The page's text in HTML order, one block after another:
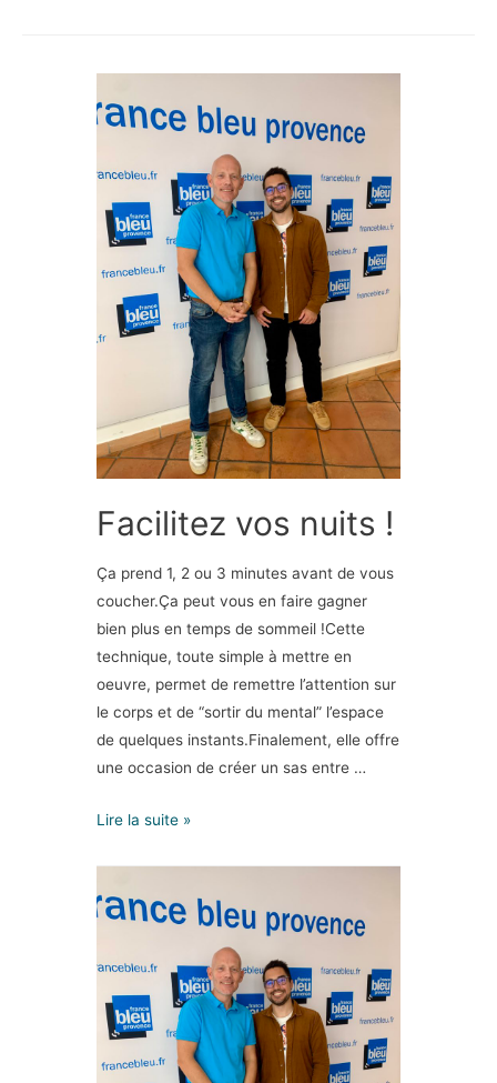
Facilitez vos nuits !
Ça prend 1, 2 ou 3 minutes avant de vous
coucher.Ça peut vous en faire gagner
bien plus en temps de sommeil !Cette
technique, toute simple à mettre en
oeuvre, permet de remettre l’attention sur
le corps et de “sortir du mental” l’espace
de quelques instants.Finalement, elle offre
une occasion de créer un sas entre …
Lire la suite »